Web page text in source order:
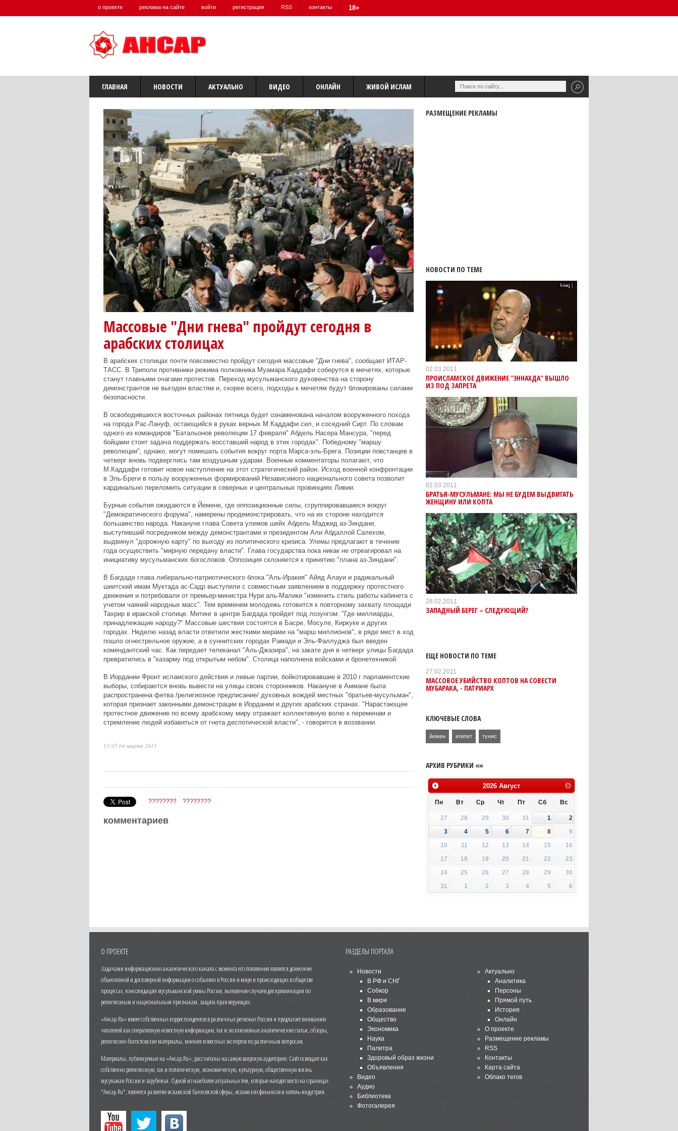
о проекте реклама на сайте войти регистрация RSS контакты 18+
ГЛАВНАЯ НОВОСТИ АКТУАЛЬНО ВИДЕО ОНЛАЙН ЖИВОЙ ИСЛАМ
Массовые "Дни гнева" пройдут сегодня в
арабских столицах
В арабских столицах почти повсеместно пройдут сегодня массовые "Дни гнева", сообщает ИТАР-
ТАСС. В Триполи противники режима полковника Муамара Каддафи соберутся в мечетях, которые
станут главными очагами протестов. Переход мусульманского духовенства на сторону
демонстрантов не выгоден властям и, скорее всего, подходы к мечетям будут блокированы силами
безопасности.
В освободившихся восточных районах пятница будет ознаменована началом вооруженного похода
на города Рас-Лануф, остающийся в руках верных М.Каддафи сил, и соседний Сирт. По словам
одного из командиров "Батальонов революции 17 февраля" Абдель Насера Мансура, "перед
бойцами стоит задача поддержать восставший народ в этих городах". Победному "маршу
революции", однако, могут помешать события вокруг порта Марса-эль-Брега. Позиции повстанцев в
четверг вновь подверглись там воздушным ударам. Военные комментаторы полагают, что
М.Каддафи готовит новое наступление на этот стратегический район. Исход военной конфронтации
в Эль-Бреги в пользу вооруженных формирований Независимого национального совета позволит
кардинально переломить ситуации в северных и центральных провинциях Ливии.
Бурные события ожидаются в Йемене, где оппозиционные силы, сгруппировавшиеся вокруг
"Демократического форума", намерены продемонстрировать, что на их стороне находится
большинство народа. Накануне глава Совета улемов шейх Абдель Маджид аз-Зиндани,
выступивший посредником между демонстрантами и президентом Али Абдаллой Салехом,
выдвинул "дорожную карту" по выходу из политического кризиса. Улемы предлагают в течение
года осуществить "мирную передачу власти". Глава государства пока никак не отреагировал на
инициативу мусульманских богословов. Оппозиция склоняется к принятию "плана аз-Зиндани".
В Багдаде глава либерально-патриотического блока "Аль-Иракия" Айяд Алауи и радикальный
шиитский имам Муктада ас-Садр выступили с совместным заявлением в поддержку протестного
движения и потребовали от премьер-министра Нури аль-Малики "изменить стиль работы кабинета с
учетом чаяний народных масс". Тем временем молодежь готовится к повторному захвату площади
Тахрир в иракской столице. Митинг в центре Багдада пройдет под лозунгом: "Где миллиарды,
принадлежащие народу?" Массовые шествия состоятся в Басре, Мосуле, Киркуке и других
городах. Неделю назад власти ответили жесткими мерами на "марш миллионов", в ряде мест в ход
пошло огнестрельное оружие, а в суннитских городах Рамади и Эль-Фаллуджа был введен
комендантский час. Как передает телеканал "Аль-Джазира", на закате дня в четверг улицы Багдада
превратились в "казарму под открытым небом". Столица наполнена войсками и бронетехникой.
В Иордании Фронт исламского действия и левые партии, бойкотировавшие в 2010 г парламентские
выборы, собираются вновь вывести на улицы своих сторонников. Накануне в Аммане была
распространена фетва /религиозное предписание/ духовных вождей местных "братьев-мусульман",
которая признает законными демонстрации в Иордании и других арабских странах. "Нарастающее
протестное движение по всему арабскому миру отражает коллективную волю к переменам и
стремление людей избавиться от гнета деспотической власти", - говорится в воззвании.
13:05 04 марта 2011
???????? ????????
комментариев
РАЗМЕЩЕНИЕ РЕКЛАМЫ
НОВОСТИ ПО ТЕМЕ
02.03.2011
ПРОИСЛАМСКОЕ ДВИЖЕНИЕ "ЭННАХДА" ВЫШЛО
ИЗ ПОД ЗАПРЕТА
02.03.2011
БРАТЬЯ-МУСУЛЬМАНЕ: МЫ НЕ БУДЕМ ВЫДВИГАТЬ
ЖЕНЩИНУ ИЛИ КОПТА
28.02.2011
ЗАПАДНЫЙ БЕРЕГ – СЛЕДУЮЩИЙ?
ЕЩЕ НОВОСТИ ПО ТЕМЕ
27.02.2011
МАССОВОЕ УБИЙСТВО КОПТОВ НА СОВЕСТИ
МУБАРАКА, - ПАТРИАРХ
КЛЮЧЕВЫЕ СЛОВА
йемен египет тунис
АРХИВ РУБРИКИ «»
2026 Август
Пн Вт Ср Чт Пт Сб Вс
27 28 29 30 31 1
2
3
4 5 6 7 8
9
10
11 12 13 14 15
16
17
18 19 20 21 22
23
24
25 26 27 28 29
30
31
1 2 3 4 5 6
О ПРОЕКТЕ
Задачами информационно-аналитического канала с момента его появления является донесение
объективной и достоверной информации о событиях в России и мире и происходящих в обществе
процессах, консолидация мусульманской уммы России, выявление случаев дискриминации по
религиозным и национальным признакам, защита прав верующих.
«Ансар.Ru» имеет собственных корреспондентов в различных регионах России и предлагает вниманию
читателей как оперативную новостную информацию, так и эксклюзивные аналитические статьи, обзоры,
религиозно-богословские материалы, мнения известных экспертов по различным вопросам.
Материалы, публикуемые на «Ансар.Ru», рассчитаны на самую широкую аудиторию. Сайт освещает как
собственно религиозную, так и политическую, экономическую, культурную, общественную жизнь
мусульман России и зарубежья. Одной из наиболее актуальных тем, которые находят место на страницах
"Ансар.Ru", является развитие исламской банковской сферы, исламских финансов и халяль-индустрии.
РАЗДЕЛЫ ПОРТАЛА
Новости
В РФ и СНГ
Собкор
В мире
Образование
Общество
Экономика
Наука
Палитра
Здоровый образ жизни
Объявления
Видео
Аудио
Библиотека
Фотогалерея
Актуально
Аналитика
Персоны
Прямой путь
История
Онлайн
О проекте
Размещение рекламы
RSS
Контакты
Карта сайта
Облако тегов